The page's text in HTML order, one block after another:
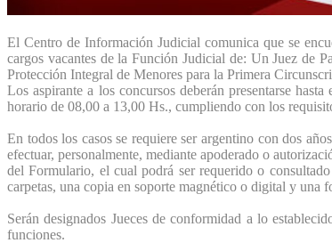
El Centro de Información Judicial comunica que se
cargos vacantes de la Función Judicial de: Un Juez de
Protección Integral de Menores para la Primera
Los aspirante a los concursos deberán presentarse
horario de 08,00 a 13,00 Hs., cumpliendo con los
En todos los casos se requiere ser argentino con dos
efectuar, personalmente, mediante apoderado o
del Formulario, el cual podrá ser requerido o
carpetas, una copia en soporte magnético o digital y una
Serán designados Jueces de conformidad a lo
funciones.